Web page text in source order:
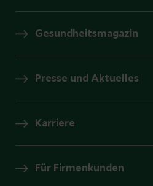
Gesundheitsmagazin
Presse und Aktuelles
Karriere
Für Firmenkunden